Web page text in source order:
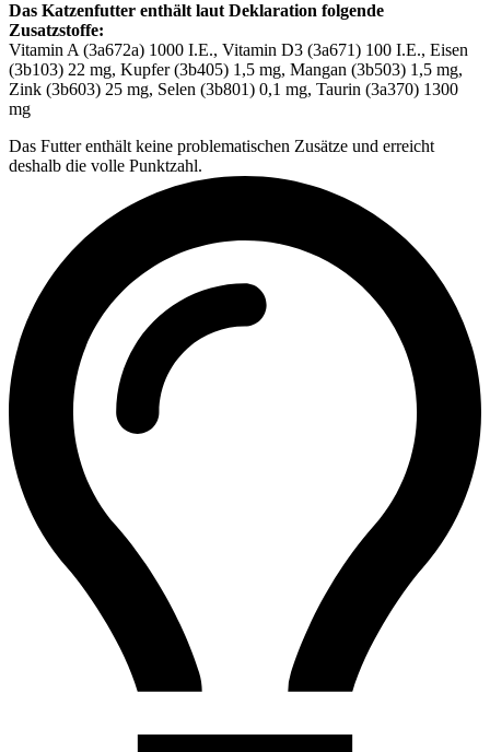
Das Katzenfutter enthält laut Deklaration folgende
Zusatzstoffe:
Vitamin A (3a672a) 1000 I.E., Vitamin D3 (3a671) 100 I.E., Eisen
(3b103) 22 mg, Kupfer (3b405) 1,5 mg, Mangan (3b503) 1,5 mg,
Zink (3b603) 25 mg, Selen (3b801) 0,1 mg, Taurin (3a370) 1300
mg
Das Futter enthält keine problematischen Zusätze und erreicht
deshalb die volle Punktzahl.